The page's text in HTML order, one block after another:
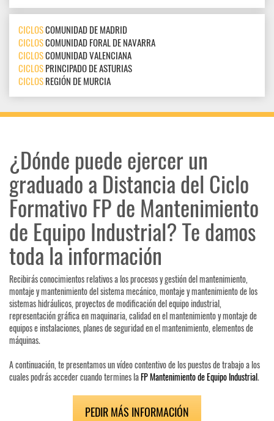
CICLOSCOMUNIDAD DE MADRID
CICLOSCOMUNIDAD FORAL DE NAVARRA
CICLOSCOMUNIDAD VALENCIANA
CICLOSPRINCIPADO DE ASTURIAS
CICLOSREGIÓN DE MURCIA
¿Dónde puede ejercer un
graduado a Distancia del Ciclo
Formativo FP de Mantenimiento
de Equipo Industrial? Te damos
toda la información
Recibirás conocimientos relativos a los procesos y gestión del mantenimiento,
montaje y mantenimiento del sistema mecánico, montaje y mantenimiento de los
sistemas hidráulicos, proyectos de modificación del equipo industrial,
representación gráfica en maquinaria, calidad en el mantenimiento y montaje de
equipos e instalaciones, planes de seguridad en el mantenimiento, elementos de
máquinas.
A continuación, te presentamos un vídeo contentivo de los puestos de trabajo a los
cuales podrás acceder cuando termines laFP Mantenimiento de Equipo Industrial.
PEDIR MÁS INFORMACIÓN